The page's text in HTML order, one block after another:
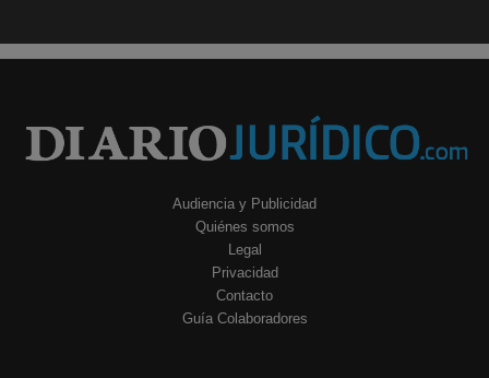
Audiencia y Publicidad
Quiénes somos
Legal
Privacidad
Contacto
Guía Colaboradores